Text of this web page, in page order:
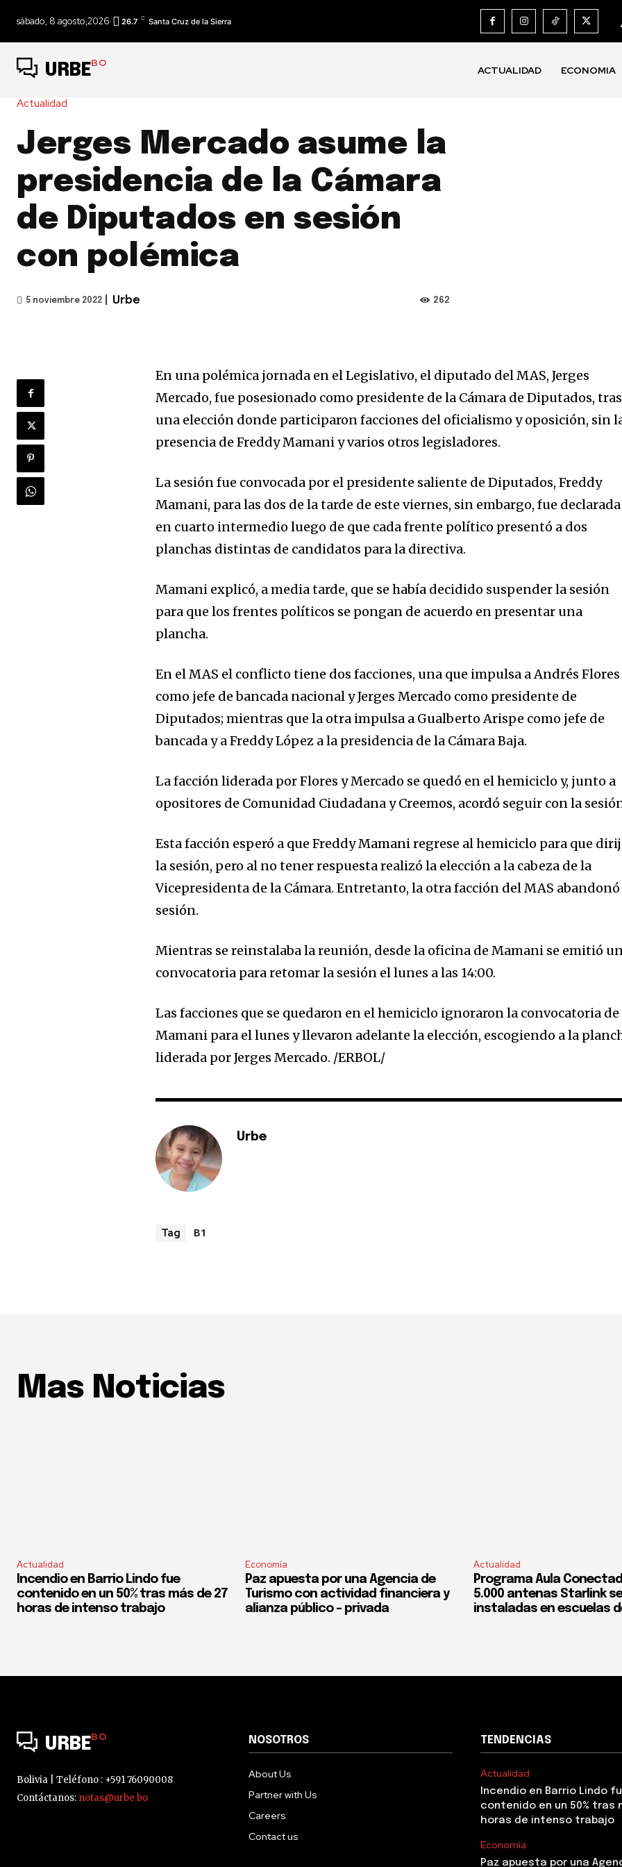
sábado, 8 agosto,2026 26.7 C Santa Cruz de la Sierra
URBEBO
ACTUALIDAD ECONOMIA
Actualidad
Jerges Mercado asume la
presidencia de la Cámara
de Diputados en sesión
con polémica
5 noviembre 2022 Urbe 262
En una polémica jornada en el Legislativo, el diputado del MAS, Jerges
Mercado, fue posesionado como presidente de la Cámara de Diputados, tras
una elección donde participaron facciones del oficialismo y oposición, sin
presencia de Freddy Mamani y varios otros legisladores.
La sesión fue convocada por el presidente saliente de Diputados, Freddy
Mamani, para las dos de la tarde de este viernes, sin embargo, fue declarada
en cuarto intermedio luego de que cada frente político presentó a dos
planchas distintas de candidatos para la directiva.
Mamani explicó, a media tarde, que se había decidido suspender la sesión
para que los frentes políticos se pongan de acuerdo en presentar una
plancha.
En el MAS el conflicto tiene dos facciones, una que impulsa a Andrés Flores
como jefe de bancada nacional y Jerges Mercado como presidente de
Diputados; mientras que la otra impulsa a Gualberto Arispe como jefe de
bancada y a Freddy López a la presidencia de la Cámara Baja.
La facción liderada por Flores y Mercado se quedó en el hemiciclo y, junto a
opositores de Comunidad Ciudadana y Creemos, acordó seguir con la
Esta facción esperó a que Freddy Mamani regrese al hemiciclo para que
la sesión, pero al no tener respuesta realizó la elección a la cabeza de la
Vicepresidenta de la Cámara. Entretanto, la otra facción del MAS
sesión.
Mientras se reinstalaba la reunión, desde la oficina de Mamani se emitió
convocatoria para retomar la sesión el lunes a las 14:00.
Las facciones que se quedaron en el hemiciclo ignoraron la convocatoria de
Mamani para el lunes y llevaron adelante la elección, escogiendo a la
liderada por Jerges Mercado. /ERBOL/
Urbe
Tag B1
Mas Noticias
Actualidad
Incendio en Barrio Lindo fue
contenido en un 50% tras más de 27
horas de intenso trabajo
Economía
Paz apuesta por una Agencia de
Turismo con actividad financiera y
alianza público – privada
Actualidad
Programa Aula
5.000 antenas Starlink
instaladas en escuelas
URBEBO
Bolivia | Teléfono : +591 76090008
Contáctanos: notas@urbe.bo
NOSOTROS
About Us
Partner with Us
Careers
Contact us
TENDENCIAS
Actualidad
Incendio en Barrio Lindo
contenido en un 50% tras
horas de intenso trabajo
Economía
Paz apuesta por una